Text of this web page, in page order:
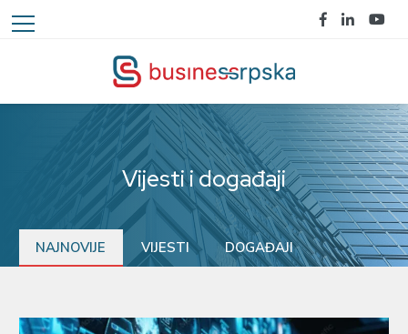
Vijesti i događaji
NAJNOVIJE VIJESTI DOGAĐAJI